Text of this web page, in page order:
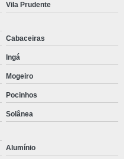
Vila Prudente
Cabaceiras
Ingá
Mogeiro
Pocinhos
Solânea
Alumínio